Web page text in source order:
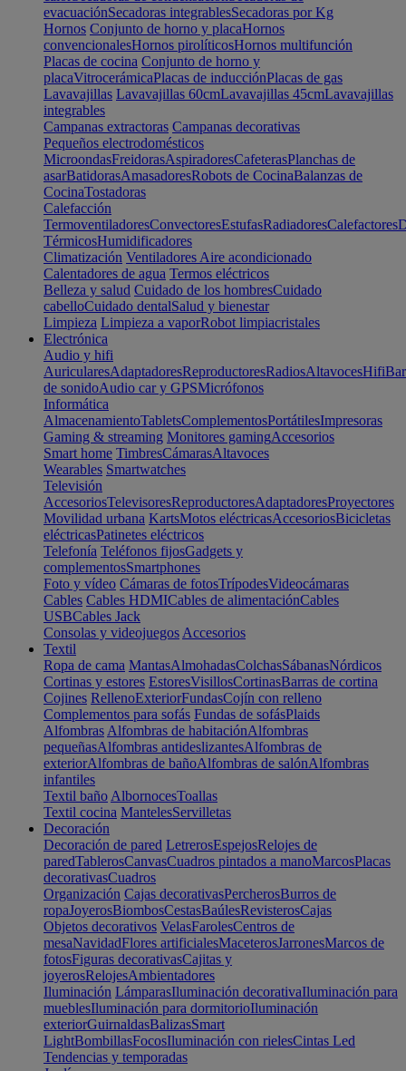
evacuaciónSecadoras integrablesSecadoras por Kg
Hornos Conjunto de horno y placaHornos
convencionalesHornos pirolíticosHornos multifunción
Placas de cocina Conjunto de horno y
placaVitrocerámicaPlacas de inducciónPlacas de gas
Lavavajillas Lavavajillas 60cmLavavajillas 45cmLavavajillas
integrables
Campanas extractoras Campanas decorativas
Pequeños electrodomésticos
MicroondasFreidorasAspiradoresCafeterasPlanchas de
asarBatidorasAmasadoresRobots de CocinaBalanzas de
CocinaTostadoras
Calefacción
TermoventiladoresConvectoresEstufasRadiadoresCalefactores
TérmicosHumidificadores
Climatización Ventiladores Aire acondicionado
Calentadores de agua Termos eléctricos
Belleza y salud Cuidado de los hombresCuidado
cabelloCuidado dentalSalud y bienestar
Limpieza Limpieza a vaporRobot limpiacristales
Electrónica
Audio y hifi
AuricularesAdaptadoresReproductoresRadiosAltavocesHifi
de sonidoAudio car y GPSMicrófonos
Informática
AlmacenamientoTabletsComplementosPortátilesImpresoras
Gaming & streaming Monitores gamingAccesorios
Smart home TimbresCámarasAltavoces
Wearables Smartwatches
Televisión
AccesoriosTelevisoresReproductoresAdaptadoresProyectores
Movilidad urbana KartsMotos eléctricasAccesoriosBicicletas
eléctricasPatinetes eléctricos
Telefonía Teléfonos fijosGadgets y
complementosSmartphones
Foto y vídeo Cámaras de fotosTrípodesVideocámaras
Cables Cables HDMICables de alimentaciónCables
USBCables Jack
Consolas y videojuegos Accesorios
Textil
Ropa de cama MantasAlmohadasColchasSábanasNórdicos
Cortinas y estores EstoresVisillosCortinasBarras de cortina
Cojines RellenoExteriorFundasCojín con relleno
Complementos para sofás Fundas de sofásPlaids
Alfombras Alfombras de habitaciónAlfombras
pequeñasAlfombras antideslizantesAlfombras de
exteriorAlfombras de bañoAlfombras de salónAlfombras
infantiles
Textil baño AlbornocesToallas
Textil cocina MantelesServilletas
Decoración
Decoración de pared LetrerosEspejosRelojes de
paredTablerosCanvasCuadros pintados a manoMarcosPlacas
decorativasCuadros
Organización Cajas decorativasPercherosBurros de
ropaJoyerosBiombosCestasBaúlesRevisterosCajas
Objetos decorativos VelasFarolesCentros de
mesaNavidadFlores artificialesMaceterosJarronesMarcos de
fotosFiguras decorativasCajitas y
joyerosRelojesAmbientadores
Iluminación LámparasIluminación decorativaIluminación para
mueblesIluminación para dormitorioIluminación
exteriorGuirnaldasBalizasSmart
LightBombillasFocosIluminación con rielesCintas Led
Tendencias y temporadas